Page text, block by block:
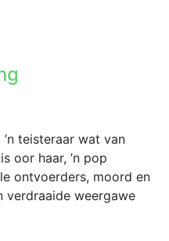
teisteraar wat van
oor haar, ’n pop
ontvoerders, moord en
verdraaide weergawe